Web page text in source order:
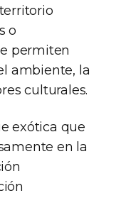
o
permiten
ambiente, la
culturales.
exótica que
en la